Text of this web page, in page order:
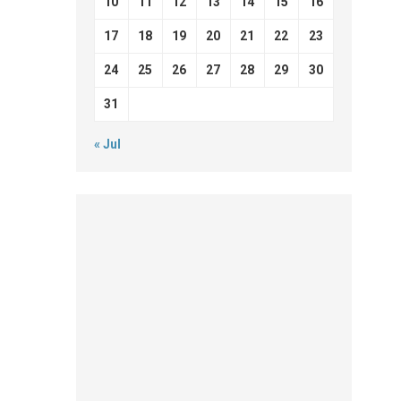
17 18 19 20 21 22 23
24 25 26 27 28 29 30
31
« Jul